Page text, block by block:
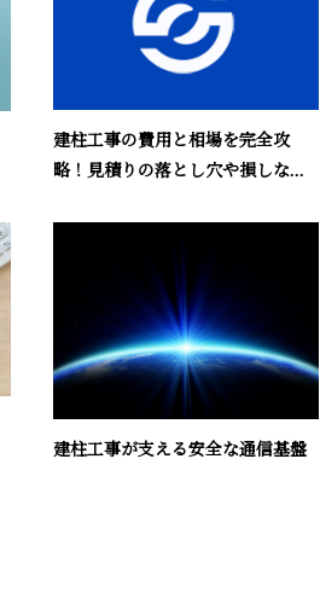
建柱工事の費用と相場を完全攻
略！見積りの落とし穴や損しな...
建柱工事が支える安全な通信基盤